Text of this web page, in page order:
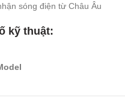
sóng điện từ Châu Âu
kỹ thuật: